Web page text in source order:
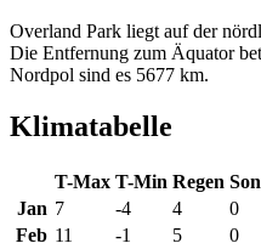
Overland Park liegt auf der
Die Entfernung zum Äquator
Nordpol sind es 5677 km.
Klimatabelle
T-Max T-Min Regen
Jan 7 -4 4
0
Feb 11 -1 5
0